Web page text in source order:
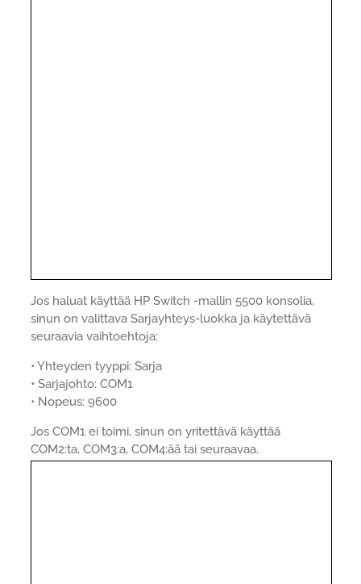
Jos haluat käyttää HP Switch -mallin 5500 konsolia,
sinun on valittava Sarjayhteys-luokka ja käytettävä
seuraavia vaihtoehtoja:
• Yhteyden tyyppi: Sarja
• Sarjajohto: COM1
• Nopeus: 9600
Jos COM1 ei toimi, sinun on yritettävä käyttää
COM2:ta, COM3:a, COM4:ää tai seuraavaa.